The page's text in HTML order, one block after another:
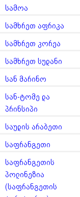
სამოა
სამხრეთ აფრიკა
სამხრეთ კორეა
სამხრეთ სუდანი
სან მარინო
სან-ტომე და
პრინსიპი
საუდის არაბეთი
საფრანგეთი
საფრანგეთის
პოლინეზია
(საფრანგეთის